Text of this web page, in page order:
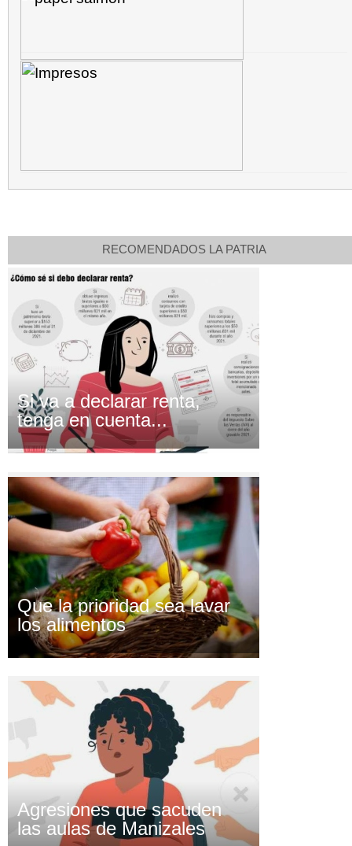
RECOMENDADOS LA PATRIA
Si va a declarar renta,
tenga en cuenta...
Que la prioridad sea lavar
los alimentos
Agresiones que sacuden
las aulas de Manizales